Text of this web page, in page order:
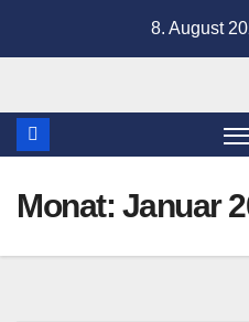
8. August
Monat: Januar